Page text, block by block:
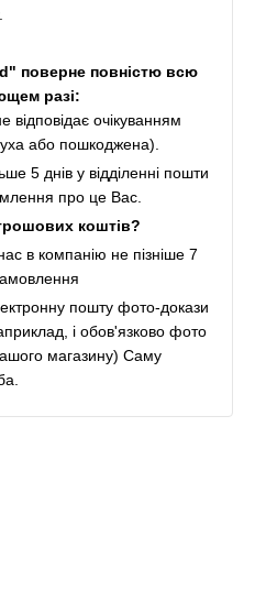
поверне повністю всю
разі:
відповідає очікуванням
або пошкоджена).
5 днів у відділенні пошти
про це Вас.
коштів?
в компанію не пізніше 7
пошту фото-докази
і обов'язково фото
магазину) Саму